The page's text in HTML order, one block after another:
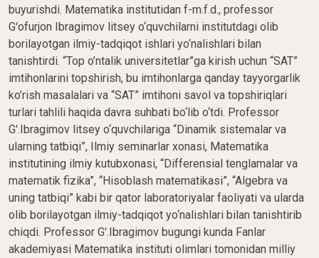
buyurishdi. Matematika institutidan f-m.f.d., professor
Gʻofurjon Ibragimov litsey o‘quvchilarni institutdagi olib
borilayotgan ilmiy-tadqiqot ishlari yo‘nalishlari bilan
tanishtirdi. “Top o’ntalik universitetlar”ga kirish uchun “SAT”
imtihonlarini topshirish, bu imtihonlarga qanday tayyorgarlik
ko’rish masalalari va “SAT” imtihoni savol va topshiriqlari
turlari tahlili haqida davra suhbati bo‘lib o‘tdi. Professor
Gʻ.Ibragimov litsey o‘quvchilariga “Dinamik sistemalar va
ularning tatbiqi”, Ilmiy seminarlar xonasi, Matematika
institutining ilmiy kutubxonasi, “Differensial tenglamalar va
matematik fizika”, “Hisoblash matematikasi”, “Algebra va
uning tatbiqi” kabi bir qator laboratoriyalar faoliyati va ularda
olib borilayotgan ilmiy-tadqiqot yo‘nalishlari bilan tanishtirib
chiqdi. Professor Gʻ.Ibragimov bugungi kunda Fanlar
akademiyasi Matematika instituti olimlari tomonidan milliy